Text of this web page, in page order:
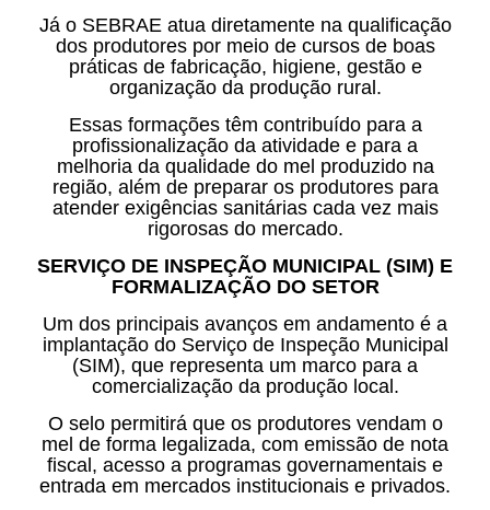
Já o SEBRAE atua diretamente na qualificação
dos produtores por meio de cursos de boas
práticas de fabricação, higiene, gestão e
organização da produção rural.
Essas formações têm contribuído para a
profissionalização da atividade e para a
melhoria da qualidade do mel produzido na
região, além de preparar os produtores para
atender exigências sanitárias cada vez mais
rigorosas do mercado.
SERVIÇO DE INSPEÇÃO MUNICIPAL (SIM) E
FORMALIZAÇÃO DO SETOR
Um dos principais avanços em andamento é a
implantação do Serviço de Inspeção Municipal
(SIM), que representa um marco para a
comercialização da produção local.
O selo permitirá que os produtores vendam o
mel de forma legalizada, com emissão de nota
fiscal, acesso a programas governamentais e
entrada em mercados institucionais e privados.